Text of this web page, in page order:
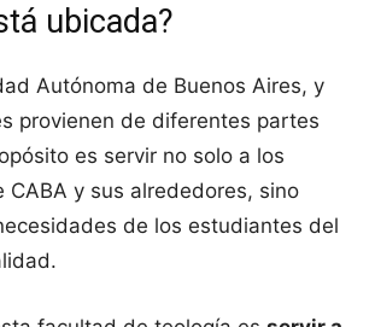
ubicada?
Autónoma de Buenos Aires, y
provienen de diferentes partes
es servir no solo a los
CABA y sus alrededores, sino
de los estudiantes del